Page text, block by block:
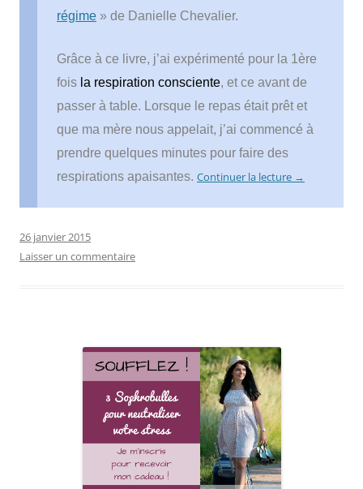
régime » de Danielle Chevalier.
Grâce à ce livre, j’ai expérimenté pour la 1ère
fois la respiration consciente, et ce avant de
passer à table. Lorsque le repas était prêt et
que ma mère nous appelait, j’ai commencé à
prendre quelques minutes pour faire des
respirations apaisantes. Continuer la lecture →
26 janvier 2015
Laisser un commentaire